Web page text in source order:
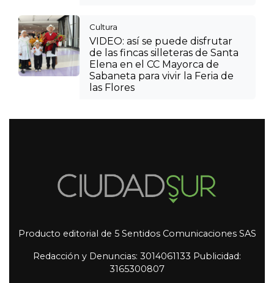
Cultura
VIDEO: así se puede disfrutar
de las fincas silleteras de Santa
Elena en el CC Mayorca de
Sabaneta para vivir la Feria de
las Flores
Producto editorial de 5 Sentidos Comunicaciones SAS
Redacción y Denuncias: 3014061133 Publicidad:
3165300807